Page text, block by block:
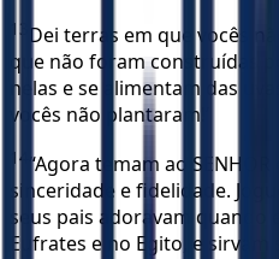
13 Dei terras em que vocês
que não foram construídas
nelas e se alimentam das
vocês não plantaram!’
14 “Agora temam ao
sinceridade e fidelidade.
seus pais adoravam quando
Eufrates e no Egito, e sirvam